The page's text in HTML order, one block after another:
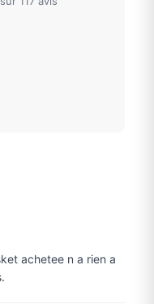
achetee n a rien a